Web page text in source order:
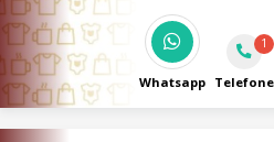
camisetas, telas
Whatsapp
1
Telefone